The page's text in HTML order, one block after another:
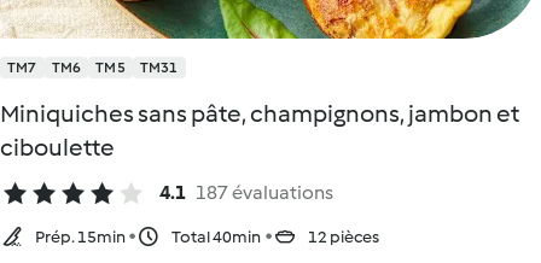
TM7 TM6 TM5 TM31
Miniquiches sans pâte, champignons, jambon et
ciboulette
4.1 187 évaluations
Prép. 15min Total 40min 12 pièces